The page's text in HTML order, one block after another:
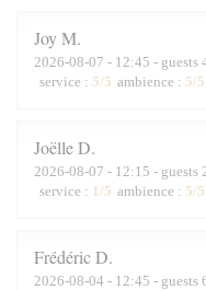
JoyM
2026-08-07 - 12:45 - guests
service : 5/5 ambience : 5/5
JoëlleD
2026-08-07 - 12:15 - guests
service : 1 /5 ambience : 5/5
FrédéricD
2026-08-04 - 12:45 - guests